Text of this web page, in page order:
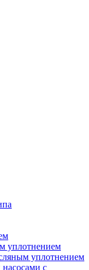
уплотнением
уплотнением
с